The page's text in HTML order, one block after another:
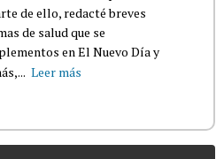
de ello, redacté breves
de salud que se
en El Nuevo Día y
Leer más